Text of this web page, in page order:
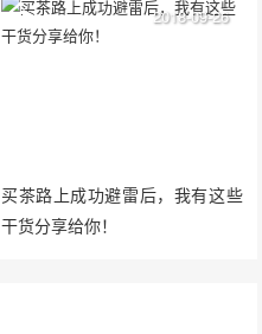
买茶路上成功避雷后，我有这些
干货分享给你！
2018-09-26